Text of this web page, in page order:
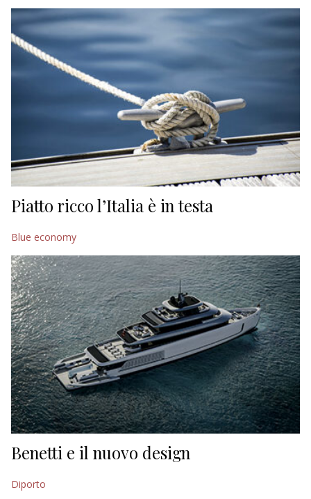
Piatto ricco l’Italia è in testa
Blue economy
Benetti e il nuovo design
Diporto